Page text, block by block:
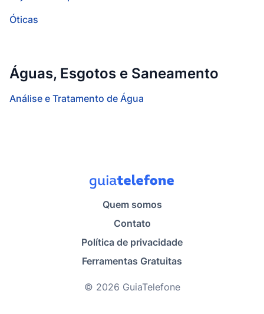
Óticas
Águas, Esgotos e Saneamento
Análise e Tratamento de Água
Quem somos
Contato
Política de privacidade
Ferramentas Gratuitas
© 2026 GuiaTelefone